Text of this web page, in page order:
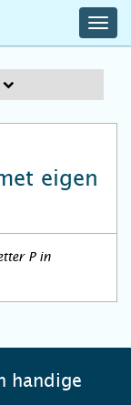
eigen
P in
handige